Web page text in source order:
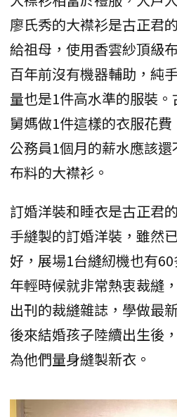
廖氏秀的大襟衫是古正君
給祖母，使用香雲紗頂級
百年前沒有機器輔助，純
量也是1件高水準的服裝
舅媽做1件這樣的衣服花
公務員1個月的薪水應該
布料的大襟衫。
訂婚洋裝和睡衣是古正君
手縫製的訂婚洋裝，雖然
好，展場1台縫紉機也有
年輕時候就非常熱衷裁縫
出刊的裁縫雜誌，學做最
後來結婚孩子陸續出生後
為他們量身縫製新衣。